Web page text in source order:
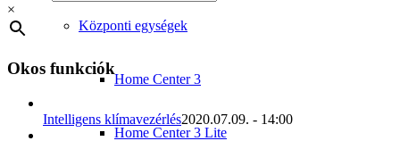
Központi egységek
Home Center 3
Home Center 3 Lite
×
Okos funkciók
Intelligens klímavezérlés2020.07.09. - 14:00